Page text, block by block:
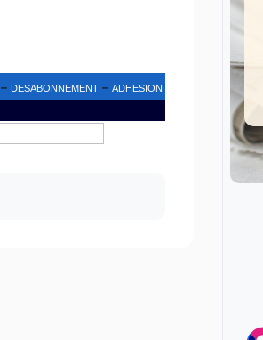
– DESABONNEMENT – ADHESION